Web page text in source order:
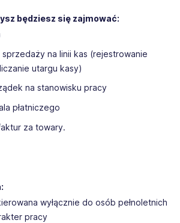
W ciągu wielu lat naszej
pracę przeszło 50 000 pracowników
znajdujemy pracowników dla
jak również małych rodzinnych
Agencja jest wpisana pod nr
Agencji Zatrudnienia.
Klienta, poszukujemy osób do pracy
klienta w markecie
będziesz się zajmować:
sprzedaży na linii kas (rejestrowanie
utargu kasy)
na stanowisku pracy
płatniczego
za towary.
wyłącznie do osób pełnoletnich
pracy